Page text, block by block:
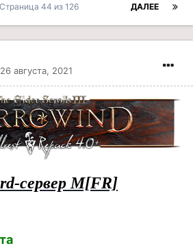
ДАЛЕЕ
Страница 44 из 126
26 августа, 2021
сервер M[FR]